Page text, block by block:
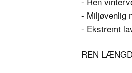
- Miljøvenlig
- Ekstremt
REN